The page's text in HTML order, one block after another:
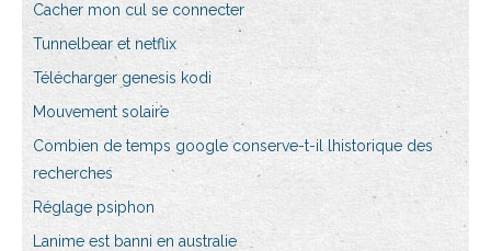
Cacher mon cul se connecter
Tunnelbear et netflix
Télécharger genesis kodi
Mouvement solaire
Combien de temps google conserve-t-il lhistorique des
recherches
Réglage psiphon
Lanime est banni en australie